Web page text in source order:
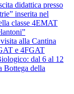
didattica presso
inserita nel
classe 4EMAT
alla Cantina
e 4FGAT
dal 6 al 12
Bottega della